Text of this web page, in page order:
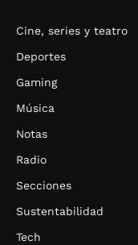
Cine, series y teatro
Deportes
Gaming
Música
Notas
Radio
Secciones
Sustentabilidad
Tech